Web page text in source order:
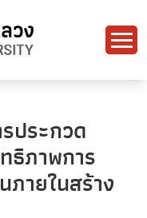
ประกวด
ธิภาพการ
ภายในสร้าง